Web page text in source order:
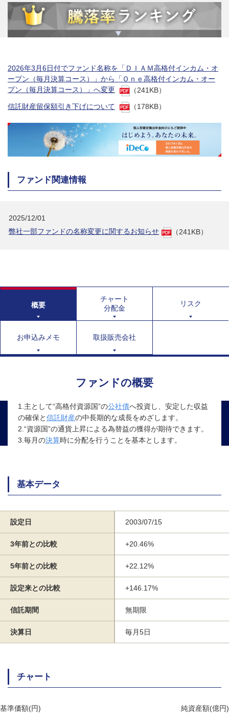
2026年3月6日付でファンド名称を「ＤＩＡＭ高格付インカム・オ
ープン（毎月決算コース）」から「Ｏｎｅ高格付インカム・オー
プン（毎月決算コース）」へ変更
（241KB）
信託財産留保額引き下げについて
（178KB）
ファンド関連情報
2025/12/01
弊社一部ファンドの名称変更に関するお知らせ
（241KB）
概要
チャート
分配金
リスク
お申込みメモ 取扱販売会社
ファンドの概要
1.主として“高格付資源国”の公社債へ投資し、安定した収益
の確保と信託財産の中長期的な成長をめざします。
2.“資源国”の通貨上昇による為替益の獲得が期待できます。
3.毎月の決算時に分配を行うことを基本とします。
基本データ
設定日 2003/07/15
3年前との比較 +20.46%
5年前との比較 +22.12%
設定来との比較 +146.17%
信託期間 無期限
決算日 毎月5日
チャート
基準価額(円) 純資産額(億円)